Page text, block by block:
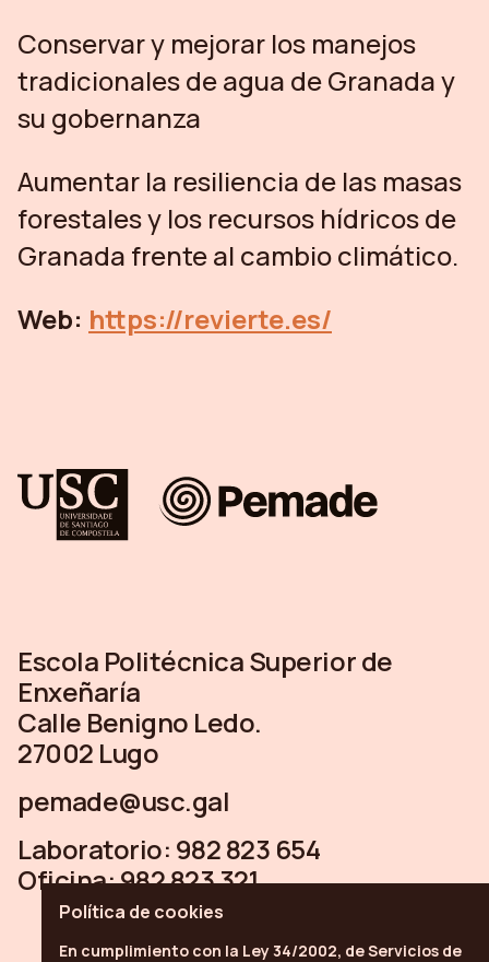
Conservar y mejorar los manejos
tradicionales de agua de Granada y
su gobernanza
Aumentar la resiliencia de las masas
forestales y los recursos hídricos de
Granada frente al cambio climático.
Web: https://revierte.es/
Escola Politécnica Superior de
Enxeñaría
Calle Benigno Ledo.
27002 Lugo
pemade@usc.gal
Laboratorio: 982 823 654
Oficina:982 823 321
Política de cookies
En cumplimiento con la Ley 34/2002, de Servicios de